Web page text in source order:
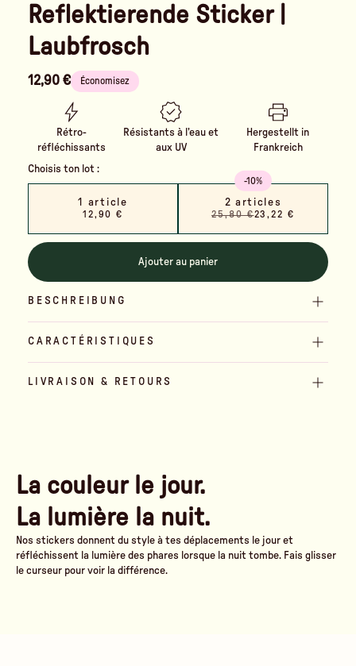
Reflektierende Sticker |
Laubfrosch
12,90 € Économisez
Rétro-
réfléchissants
Résistants à l’eau et
aux UV
Hergestellt in
Frankreich
Choisis ton lot :
1 article
12,90 €
-10%
2 articles
25,80 €23,22 €
Ajouter au panier
BESCHREIBUNG
CARACTÉRISTIQUES
LIVRAISON & RETOURS
La couleur le jour.
La lumière la nuit.
Nos stickers donnent du style à tes déplacements le jour et
réfléchissent la lumière des phares lorsque la nuit tombe. Fais glisser
le curseur pour voir la différence.